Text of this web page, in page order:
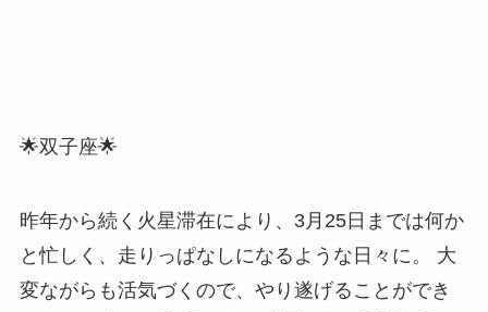
🌟双子座🌟
昨年から続く火星滞在により、3月25日までは何か
と忙しく、走りっぱなしになるような日々に。 大
変ながらも活気づくので、やり遂げることができ